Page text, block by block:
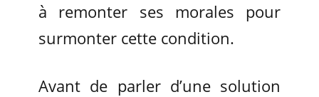
à remonter ses morales pour
surmonter cette condition.
Avant de parler d’une solution